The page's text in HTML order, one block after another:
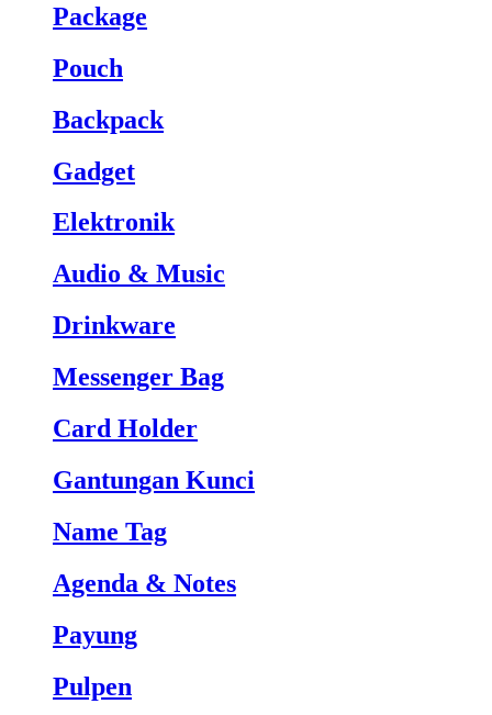
Package
Pouch
Backpack
Gadget
Elektronik
Audio & Music
Drinkware
Messenger Bag
Card Holder
Gantungan Kunci
Name Tag
Agenda & Notes
Payung
Pulpen